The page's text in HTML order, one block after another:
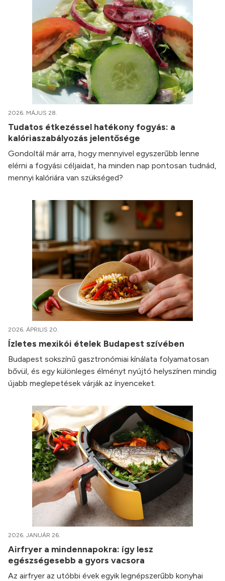
2026. MÁJUS 28.
Tudatos étkezéssel hatékony fogyás: a
kalóriaszabályozás jelentősége
Gondoltál már arra, hogy mennyivel egyszerűbb lenne
elérni a fogyási céljaidat, ha minden nap pontosan tudnád,
mennyi kalóriára van szükséged?
2026. ÁPRILIS 20.
Ízletes mexikói ételek Budapest szívében
Budapest sokszínű gasztronómiai kínálata folyamatosan
bővül, és egy különleges élményt nyújtó helyszínen mindig
újabb meglepetések várják az ínyenceket.
2026. JANUÁR 26.
Airfryer a mindennapokra: így lesz
egészségesebb a gyors vacsora
Az airfryer az utóbbi évek egyik legnépszerűbb konyhai